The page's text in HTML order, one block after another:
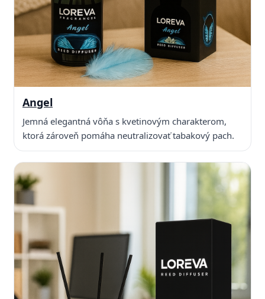
Angel
Jemná elegantná vôňa s kvetinovým charakterom,
ktorá zároveň pomáha neutralizovať tabakový pach.